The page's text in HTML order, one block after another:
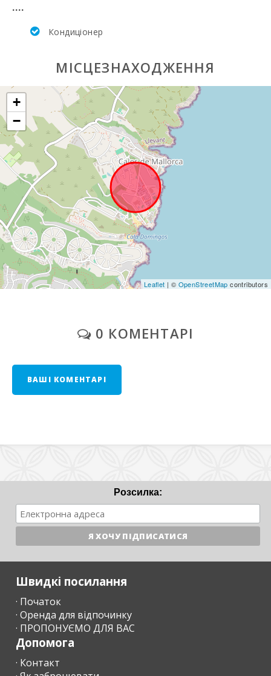
....
Кондиціонер
МІСЦЕЗНАХОДЖЕННЯ
+
−
Leaflet | © OpenStreetMap contributors
0 КОМЕНТАРІ
ВАШІ КОМЕНТАРІ
Розсилка:
Швидкі посилання
· Початок
· Оренда для відпочинку
· ПРОПОНУЄМО ДЛЯ ВАС
Допомога
· Контакт